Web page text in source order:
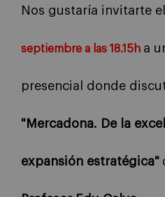
Nos gustaría invitarte
septiembre a las 18.15h a
presencial donde
"Mercadona. De la
expansión estratégica"